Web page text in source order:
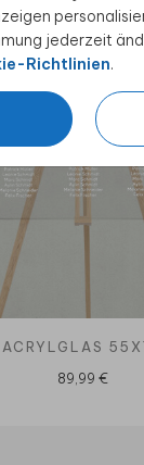
jederzeit
Richtlinien.
ACRYLGLAS
89,99 €